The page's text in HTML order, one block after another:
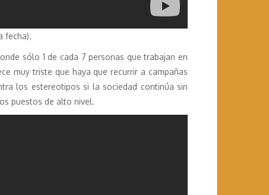
fecha).
sólo 1 de cada 7 personas que trabajan en
muy triste que haya que recurrir a campañas
los estereotipos si la sociedad continúa sin
puestos de alto nivel.